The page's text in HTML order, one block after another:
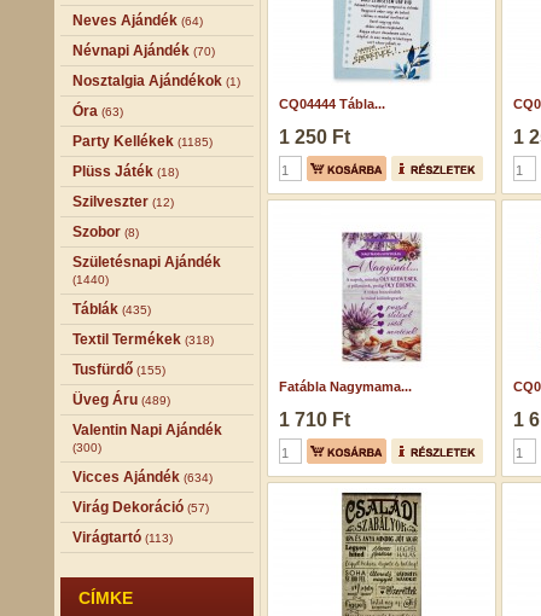
Neves Ajándék (64)
Névnapi Ajándék (70)
Nosztalgia Ajándékok (1)
Óra (63)
Party Kellékek (1185)
Plüss Játék (18)
Szilveszter (12)
Szobor (8)
Születésnapi Ajándék
(1440)
Táblák (435)
Textil Termékek (318)
Tusfürdő (155)
Üveg Áru (489)
Valentin Napi Ajándék
(300)
Vicces Ajándék (634)
Virág Dekoráció (57)
Virágtartó (113)
CÍMKE
CQ04444 Tábla...
1 250 Ft 1
Fatábla Nagymama...
1 710 Ft 1